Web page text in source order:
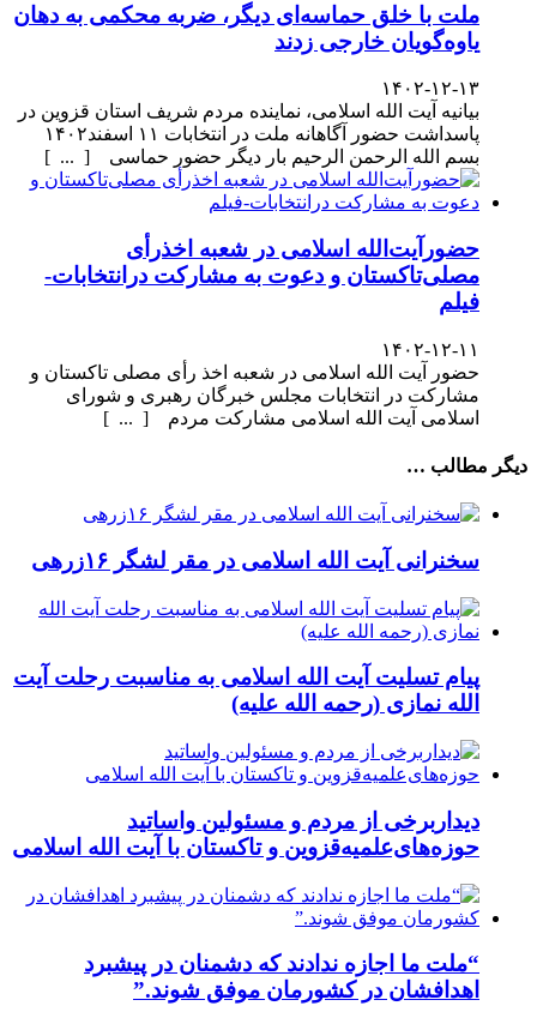
ملت با خلق حماسه‌ای دیگر، ضربه محکمی به دهان
یاوه‌گویان خارجی زدند
۱۴۰۲-۱۲-۱۳
بیانیه آیت الله اسلامی، نماینده مردم شریف استان قزوین در
پاسداشت حضور آگاهانه ملت در انتخابات ۱۱ اسفند۱۴۰۲
بسم الله الرحمن الرحیم بار دیگر حضور حماسی [ ... ]
حضورآیت‌الله اسلامی در شعبه اخذرأی
مصلی‌تاکستان و دعوت به مشارکت درانتخابات-
فیلم
۱۴۰۲-۱۲-۱۱
حضور آیت الله اسلامی در شعبه اخذ رأی مصلی تاکستان و
مشارکت در انتخابات مجلس خبرگان رهبری و شورای
اسلامی آیت الله اسلامی مشارکت مردم [ ... ]
دیگر مطالب …
سخنرانی آیت الله اسلامی در مقر لشگر ۱۶زرهی
پیام تسلیت آیت الله اسلامی به مناسبت رحلت آیت
الله نمازی (رحمه الله علیه)
دیداربرخی از مردم و مسئولین واساتید
حوزه‌های‌علمیه‌قزوین و تاکستان با آیت الله اسلامی
“ملت ما اجازه ندادند که دشمنان در پیشبرد
اهدافشان در کشورمان موفق شوند.”